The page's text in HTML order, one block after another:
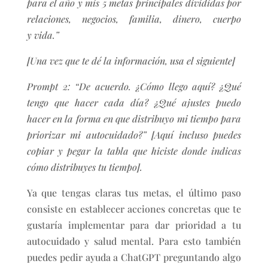
para el año y mis 5 metas principales divididas por
relaciones, negocios, familia, dinero, cuerpo
y vida.”
[Una vez que te dé la información, usa el siguiente]
Prompt 2: “De acuerdo. ¿Cómo llego aquí?¿Qué
tengo que hacer cada día?¿Qué ajustes puedo
hacer en la forma en que distribuyo mi tiempo para
priorizar mi autocuidado?” [Aquí incluso puedes
copiar y pegar la tabla que hiciste donde indicas
cómo distribuyes tu tiempo].
Ya que tengas claras tus metas, el último paso
consiste en establecer acciones concretas que te
gustaría implementar para dar prioridad a tu
autocuidado y salud mental. Para esto también
puedes pedir ayuda a ChatGPT preguntando algo